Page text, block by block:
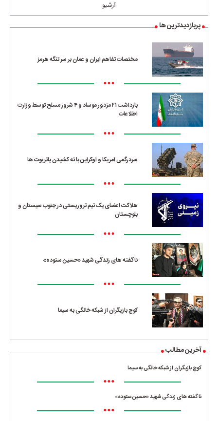
آرشیو
پربازدیدترین ها
مختصات تفاهم ایران و عمان بر سر تنگه هرمز
•••
بازداشت ۲۱ مزدور موساد و ۴ شرور مسلح توسط وزارت
اطلاعات
•••
سردرگمی آمریکا و اوکراین با ته کشیدن پاتریوت ها
•••
هلاکت اعضای یک تیم تروریستی در جنوب سیستان و
بلوچستان
•••
ناگفته های زندگی شهید «حسین ستوده»
•••
کوچ بازیگران از شبکه خانگی به سیما
آخرین مطالب
کوچ بازیگران از شبکه خانگی به سیما
•••
ناگفته های زندگی شهید «حسین ستوده»
•••